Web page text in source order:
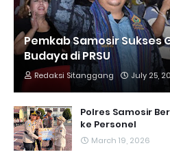
Pemkab Samosir Sukses
Budaya di PRSU
Redaksi Sitanggang July 25,
Polres Samosir
ke Personel
March 19, 2026